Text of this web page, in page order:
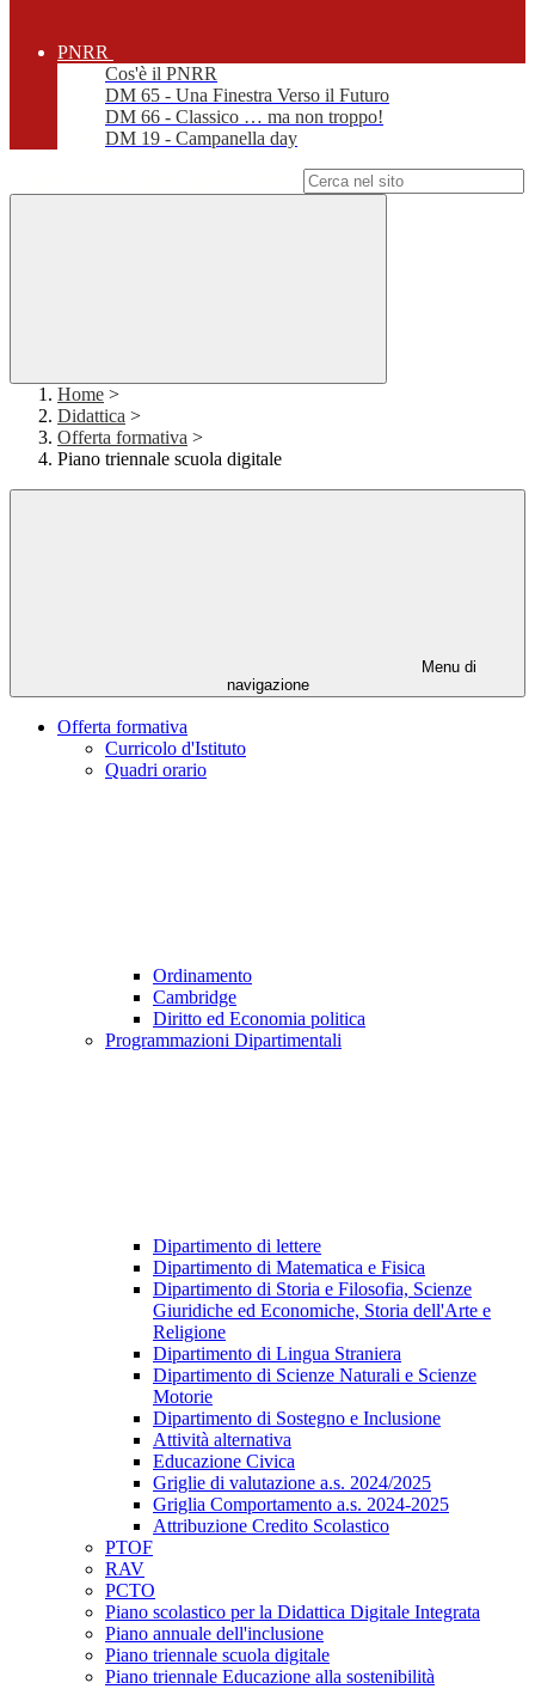
PNRR
Cos'è il PNRR
DM 65 - Una Finestra Verso il Futuro
DM 66 - Classico … ma non troppo!
DM 19 - Campanella day
Home >
Didattica >
Offerta formativa >
Piano triennale scuola digitale
Menu di
navigazione
Offerta formativa
Curricolo d'Istituto
Quadri orario
Ordinamento
Cambridge
Diritto ed Economia politica
Programmazioni Dipartimentali
Dipartimento di lettere
Dipartimento di Matematica e Fisica
Dipartimento di Storia e Filosofia, Scienze
Giuridiche ed Economiche, Storia dell'Arte e
Religione
Dipartimento di Lingua Straniera
Dipartimento di Scienze Naturali e Scienze
Motorie
Dipartimento di Sostegno e Inclusione
Attività alternativa
Educazione Civica
Griglie di valutazione a.s. 2024/2025
Griglia Comportamento a.s. 2024-2025
Attribuzione Credito Scolastico
PTOF
RAV
PCTO
Piano scolastico per la Didattica Digitale Integrata
Piano annuale dell'inclusione
Piano triennale scuola digitale
Piano triennale Educazione alla sostenibilità